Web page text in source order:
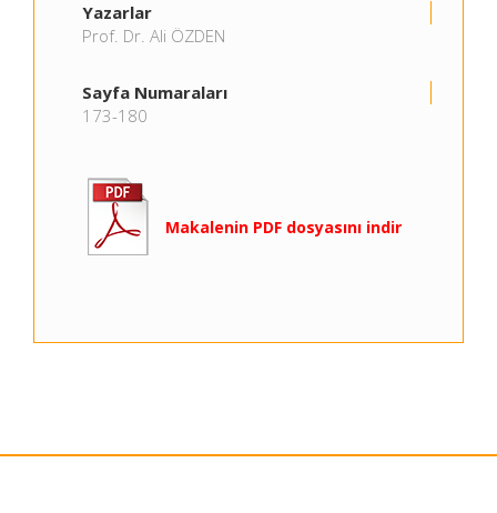
Yazarlar
Prof. Dr. Ali ÖZDEN
Sayfa Numaraları
173-180
Makalenin PDF dosyasını indir